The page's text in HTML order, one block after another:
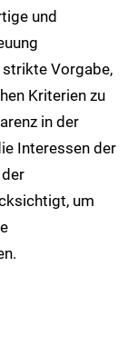
und
Vorgabe,
Kriterien zu
in der
Interessen der
um